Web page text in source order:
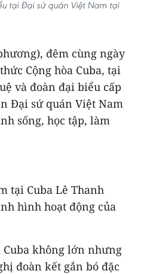
tại Đại sứ quán Việt Nam tại
đêm cùng ngày
Cộng hòa Cuba, tại
và đoàn đại biểu cấp
Đại sứ quán Việt Nam
sống, học tập, làm
tại Cuba Lê Thanh
hình hoạt động của
không lớn nhưng
đoàn kết gắn bó đặc